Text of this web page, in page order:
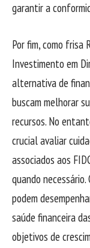
garantir a
Por fim, como frisa
Investimento em
alternativa de
buscam melhorar
recursos. No
crucial avaliar
associados aos
quando
podem
saúde financeira
objetivos de